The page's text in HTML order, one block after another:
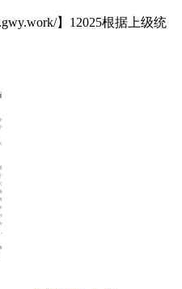
】12025根据上级统